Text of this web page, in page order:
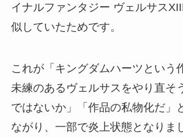
イナルファンタジー ヴェルサス
似していたためです。
これが「キングダムハーツという
未練のあるヴェルサスをやり直そ
ではないか」「作品の私物化だ」
ながり、一部で炎上状態となりま